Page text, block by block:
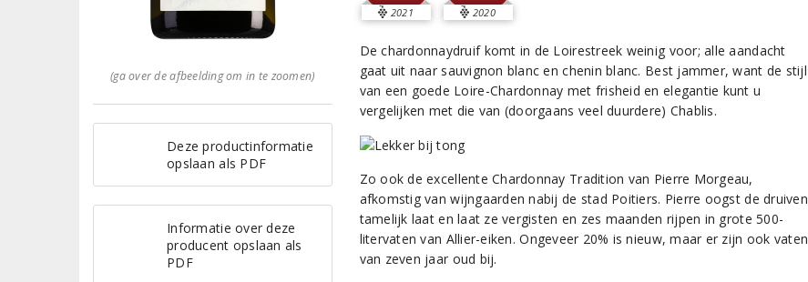
(ga over de afbeelding om in te zoomen)
Deze productinformatie
opslaan als PDF
Informatie over deze
producent opslaan als
PDF
2021
2020
De chardonnaydruif komt in de Loirestreek weinig voor; alle aandacht
gaat uit naar sauvignon blanc en chenin blanc. Best jammer, want de stijl
van een goede Loire-Chardonnay met frisheid en elegantie kunt u
vergelijken met die van (doorgaans veel duurdere) Chablis.
Zo ook de excellente Chardonnay Tradition van Pierre Morgeau,
afkomstig van wijngaarden nabij de stad Poitiers. Pierre oogst de druiven
tamelijk laat en laat ze vergisten en zes maanden rijpen in grote 500-
litervaten van Allier-eiken. Ongeveer 20% is nieuw, maar er zijn ook vaten
van zeven jaar oud bij.